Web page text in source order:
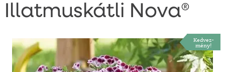
Illatmuskátli Nova®
Kedvez-
mény!